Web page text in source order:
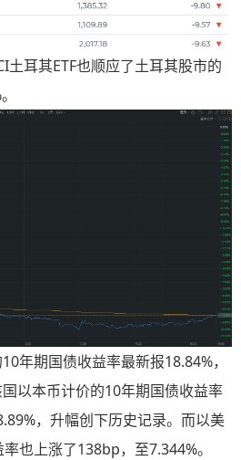
土耳其ETF也顺应了土耳其股市的
年期国债收益率最新报18.84%，
以本币计价的10年期国债收益率
，升幅创下历史记录。而以美
也上涨了138bp，至7.344%。